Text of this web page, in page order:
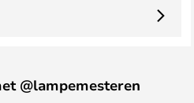
@lampemesteren